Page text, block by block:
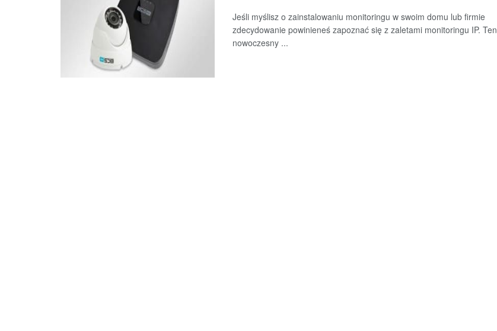
Jeśli myślisz o zainstalowaniu monitoringu w swoim domu lub firmie
zdecydowanie powinieneś zapoznać się z zaletami monitoringu IP. Ten
nowoczesny ...